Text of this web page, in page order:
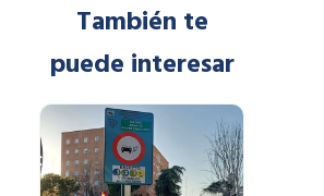
También te
puede interesar